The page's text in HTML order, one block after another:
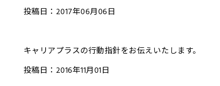
投稿日：2017年06月06日
キャリアプラスの行動指針をお伝えいたします。
投稿日：2016年11月01日